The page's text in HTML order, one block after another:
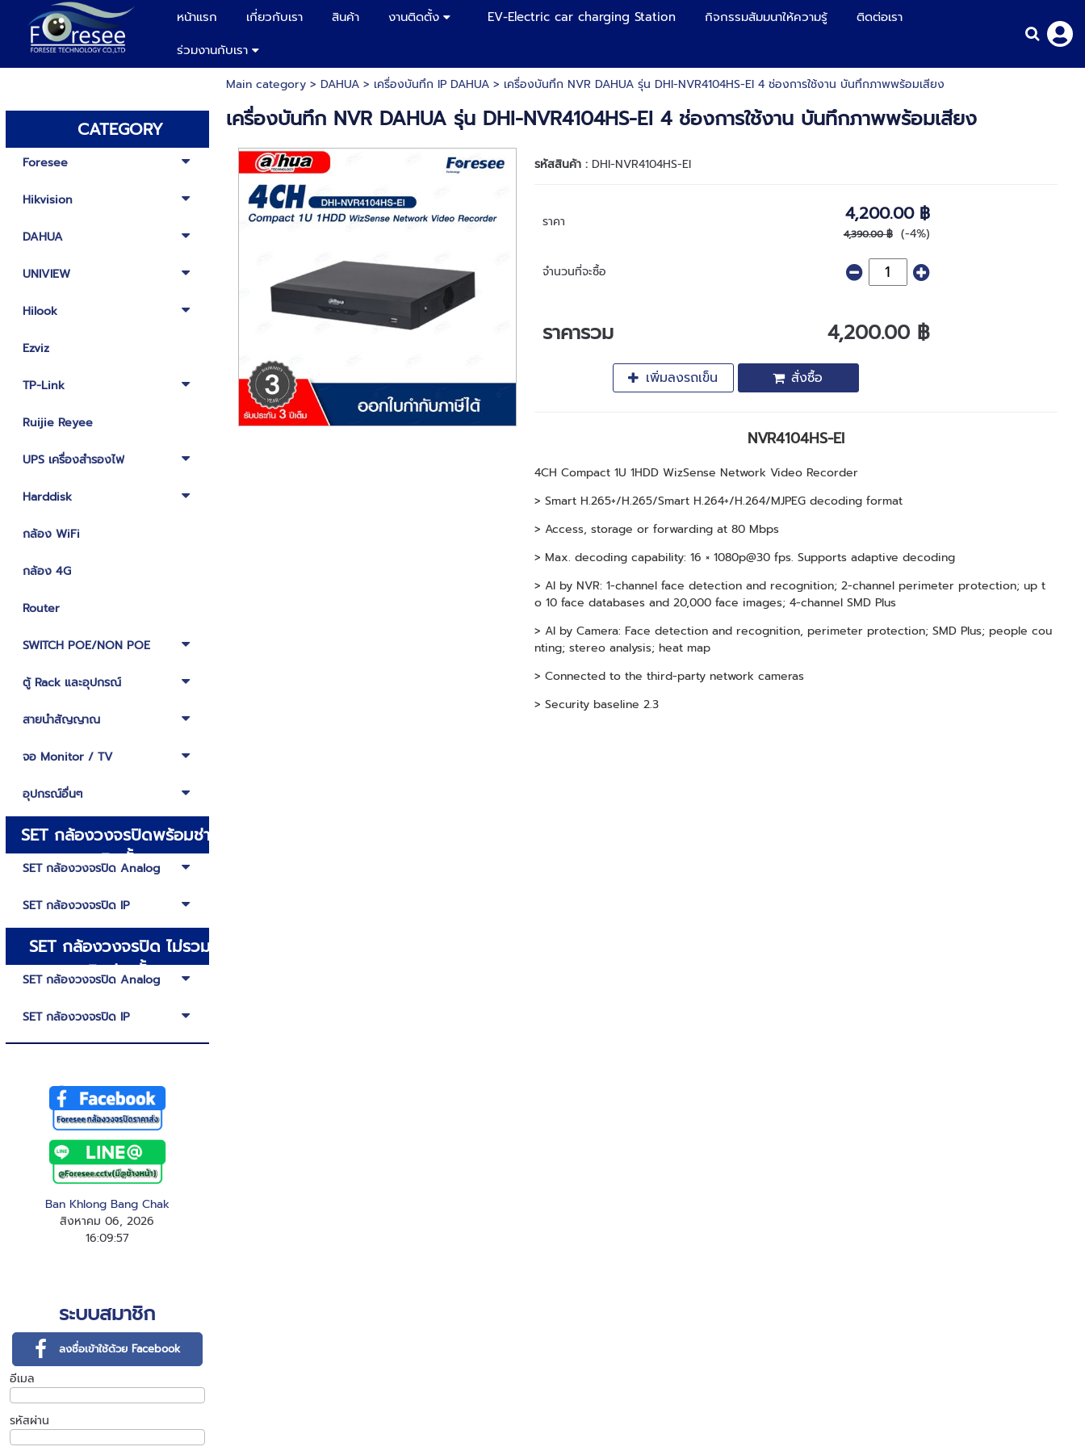
หน้าแรก เกี่ยวกับเรา สินค้า งานติดตั้ง EV-Electric car charging Station กิจกรรมสัมมนาให้ความรู้
ติดต่อเรา
ร่วมงานกับเรา
CATEGORY
Foresee
Hikvision
DAHUA
UNIVIEW
Hilook
Ezviz
TP-Link
Ruijie Reyee
UPS เครื่องสำรองไฟ
Harddisk
กล้อง WiFi
กล้อง 4G
Router
SWITCH POE/NON POE
ตู้ Rack และอุปกรณ์
สายนำสัญญาณ
จอ Monitor / TV
อุปกรณ์อื่นๆ
SET กล้องวงจรปิดพร้อมช่าง
ติดตั้ง
SET กล้องวงจรปิด Analog
SET กล้องวงจรปิด IP
SET กล้องวงจรปิด ไม่รวม
ติดช่างตั้ง
SET กล้องวงจรปิด Analog
SET กล้องวงจรปิด IP
Ban Khlong Bang Chak
สิงหาคม 06, 2026
16:09:58
ระบบสมาชิก
ลงชื่อเข้าใช้ด้วย Facebook
อีเมล
รหัสผ่าน
Main category> DAHUA> เครื่องบันทึก IP DAHUA> เครื่องบันทึก NVR DAHUA รุ่น DHI-NVR4104HS-EI 4 ช่องการใช้งาน บันทึกภาพพร้อมเสียง
เครื่องบันทึก NVR DAHUA รุ่น DHI-NVR4104HS-EI 4 ช่องการใช้งาน บันทึกภาพพร้อมเสียง
รหัสสินค้า : DHI-NVR4104HS-EI
ราคา 4,200.00 ฿
4,390.00 ฿ (-4%)
จำนวนที่จะซื้อ
ราคารวม 4,200.00 ฿
เพิ่มลงรถเข็น สั่งซื้อ
NVR4104HS-EI
4CH Compact 1U 1HDD WizSense Network Video Recorder
> Smart H.265+/H.265/Smart H.264+/H.264/MJPEG decoding format
> Access, storage or forwarding at 80 Mbps
> Max. decoding capability: 16 × 1080p@30 fps. Supports adaptive decoding
> AI by NVR: 1-channel face detection and recognition; 2-channel perimeter protection; up t
o 10 face databases and 20,000 face images; 4-channel SMD Plus
> AI by Camera: Face detection and recognition, perimeter protection; SMD Plus; people cou
nting; stereo analysis; heat map
> Connected to the third-party network cameras
> Security baseline 2.3